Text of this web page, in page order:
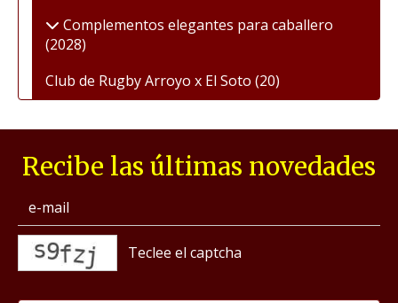
Complementos elegantes para caballero
(2028)
Club de Rugby Arroyo x El Soto (20)
Recibe las últimas novedades